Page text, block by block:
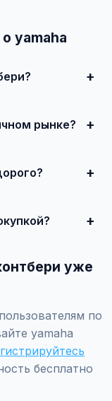
yamaha
автомобилей
рынке?
₽ до нескольких
продвижением
уже
по
yamaha
бесплатно